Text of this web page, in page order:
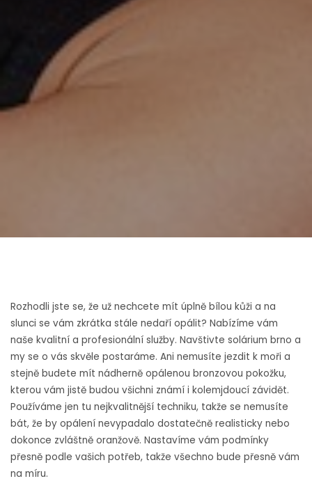
Rozhodli jste se, že už nechcete mít úplně bílou kůži a na
slunci se vám zkrátka stále nedaří opálit? Nabízíme vám
naše kvalitní a profesionální služby. Navštivte solárium brno a
my se o vás skvěle postaráme. Ani nemusíte jezdit k moři a
stejně budete mít nádherně opálenou bronzovou pokožku,
kterou vám jistě budou všichni známí i kolemjdoucí závidět.
Používáme jen tu nejkvalitnější techniku, takže se nemusíte
bát, že by opálení nevypadalo dostatečně realisticky nebo
dokonce zvláštně oranžově. Nastavíme vám podmínky
přesně podle vašich potřeb, takže všechno bude přesně vám
na míru.